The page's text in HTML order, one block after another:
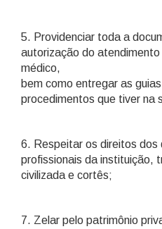
5. Providenciar toda a
autorização do
médico,
bem como entregar as
procedimentos que tiver na
6. Respeitar os direitos dos
profissionais da instituição,
civilizada e cortês;
7. Zelar pelo patrimônio